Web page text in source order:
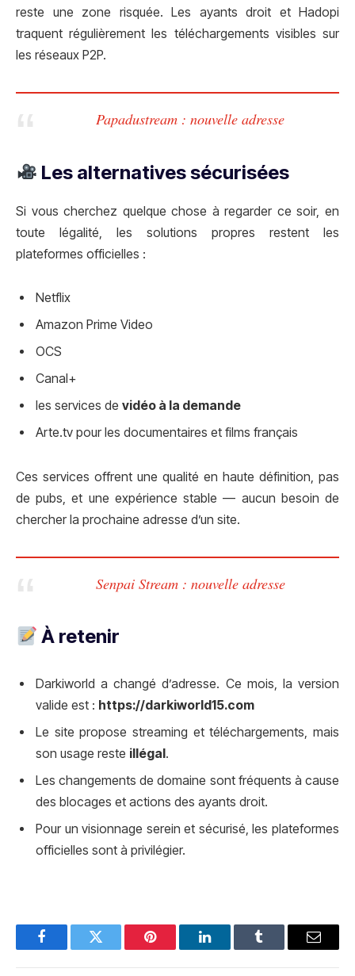
reste une zone risquée. Les ayants droit et Hadopi
traquent régulièrement les téléchargements visibles sur
les réseaux P2P.
Papadustream : nouvelle adresse
Les alternatives sécurisées
Si vous cherchez quelque chose à regarder ce soir, en
toute légalité, les solutions propres restent les
plateformes officielles :
Netflix
Amazon Prime Video
OCS
Canal+
les services de vidéo à la demande
Arte.tv pour les documentaires et films français
Ces services offrent une qualité en haute définition, pas
de pubs, et une expérience stable — aucun besoin de
chercher la prochaine adresse d’un site.
Senpai Stream : nouvelle adresse
À retenir
Darkiworld a changé d’adresse. Ce mois, la version
valide est : https://darkiworld15.com
Le site propose streaming et téléchargements, mais
son usage reste illégal.
Les changements de domaine sont fréquents à cause
des blocages et actions des ayants droit.
Pour un visionnage serein et sécurisé, les plateformes
officielles sont à privilégier.
FacebookTwitter Pinterest LinkedInTumblr Email